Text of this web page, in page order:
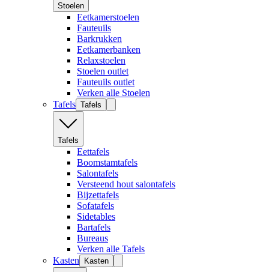
Stoelen
Eetkamerstoelen
Fauteuils
Barkrukken
Eetkamerbanken
Relaxstoelen
Stoelen outlet
Fauteuils outlet
Verken alle Stoelen
Tafels Tafels
Tafels
Eettafels
Boomstamtafels
Salontafels
Versteend hout salontafels
Bijzettafels
Sofatafels
Sidetables
Bartafels
Bureaus
Verken alle Tafels
Kasten
Kasten